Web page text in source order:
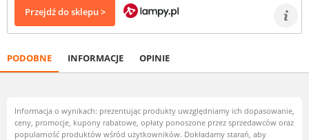
Przejdź do sklepu >
PODOBNE INFORMACJE OPINIE
Informacja o wynikach: prezentując produkty uwzględniamy ich dopasowanie,
ceny, promocje, kupony rabatowe, opłaty ponoszone przez sprzedawców oraz
popularność produktów wśród użytkowników. Dokładamy starań, aby